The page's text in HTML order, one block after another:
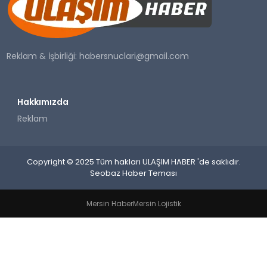
SAĞLIK
YAŞAM
Reklam & İşbirliği:habersnuclari@gmail.com
Hakkımızda
Reklam
Copyright © 2025 Tüm hakları ULAŞIM HABER 'de saklıdır.
Seobaz Haber Teması
Mersin HaberMersin Lojistik